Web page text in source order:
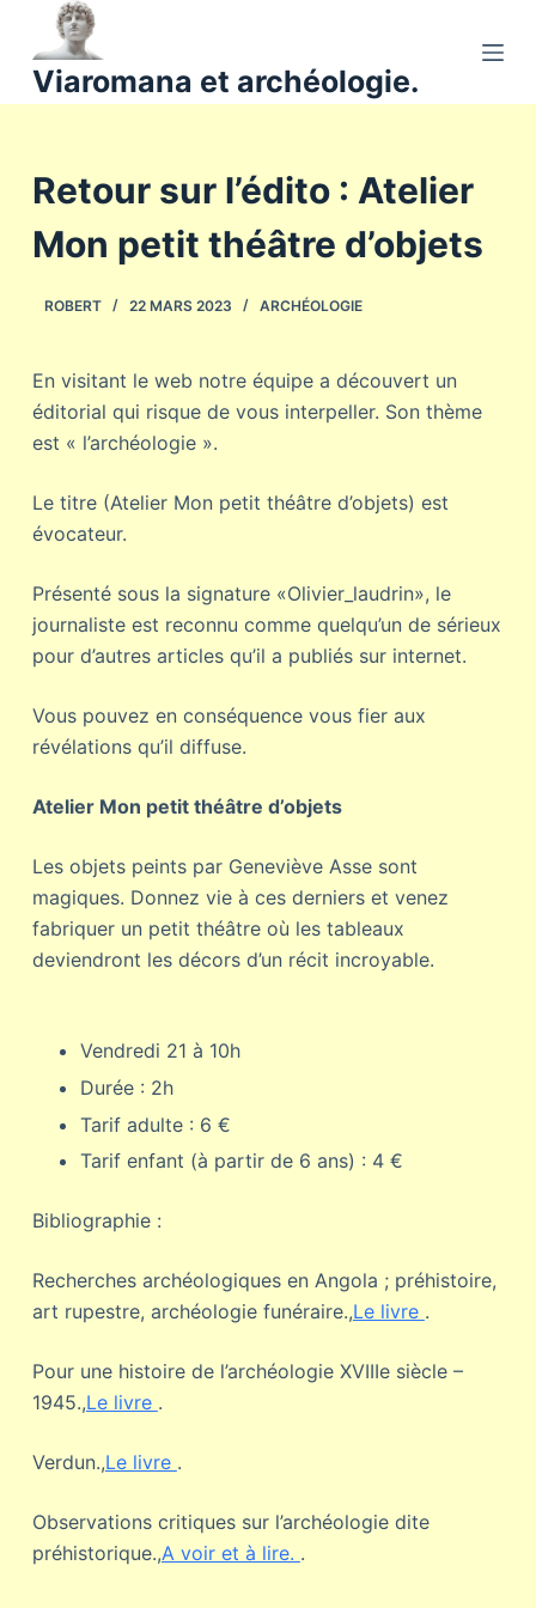
a
Viaromana et archéologie.
Retour sur l’édito : Atelier
Mon petit théâtre d’objets
ROBERT 22 MARS 2023 ARCHÉOLOGIE
En visitant le web notre équipe a découvert un
éditorial qui risque de vous interpeller. Son thème
est « l’archéologie ».
Le titre (Atelier Mon petit théâtre d’objets) est
évocateur.
Présenté sous la signature «Olivier_laudrin», le
journaliste est reconnu comme quelqu’un de sérieux
pour d’autres articles qu’il a publiés sur internet.
Vous pouvez en conséquence vous fier aux
révélations qu’il diffuse.
Atelier Mon petit théâtre d’objets
Les objets peints par Geneviève Asse sont
magiques. Donnez vie à ces derniers et venez
fabriquer un petit théâtre où les tableaux
deviendront les décors d’un récit incroyable.
Vendredi 21 à 10h
Durée : 2h
Tarif adulte : 6 €
Tarif enfant (à partir de 6 ans) : 4 €
Bibliographie :
Recherches archéologiques en Angola ; préhistoire,
art rupestre, archéologie funéraire.,Le livre .
Pour une histoire de l’archéologie XVIIIe siècle –
1945.,Le livre .
Verdun.,Le livre .
Observations critiques sur l’archéologie dite
préhistorique.,A voir et à lire. .